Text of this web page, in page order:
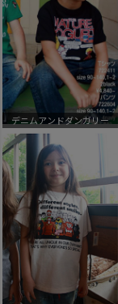
デニムアンドダンガリー